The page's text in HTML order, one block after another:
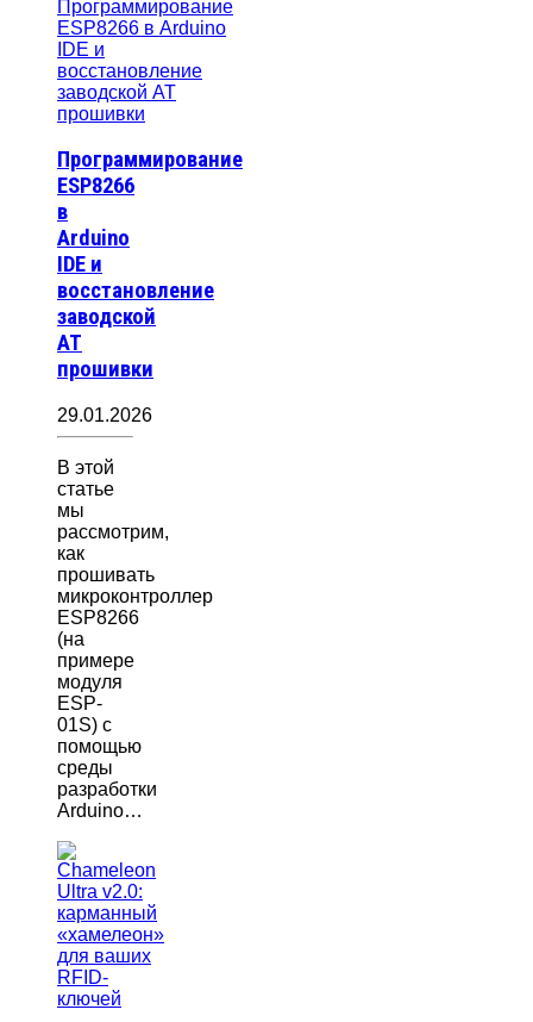
Программирование
ESP8266
в
Arduino
IDE и
восстановление
заводской
AT
прошивки
29.01.2026
В этой
статье
мы
рассмотрим,
как
прошивать
микроконтроллер
ESP8266
(на
примере
модуля
ESP-
01S) с
помощью
среды
разработки
Arduino…